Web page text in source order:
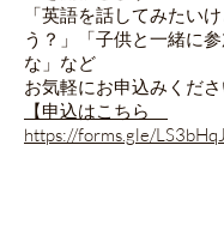
「英語を話してみたい
う？」「子供と一緒に
な」など
お気軽にお申込みくださ
【申込はこちら
https://forms.gle/